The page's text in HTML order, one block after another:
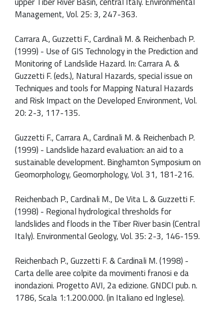
Management, Vol. 25: 3, 247-363.
Carrara A., Guzzetti F., Cardinali M. & Reichenbach P.
(1999) - Use of GIS Technology in the Prediction and
Monitoring of Landslide Hazard. In: Carrara A. &
Guzzetti F. (eds.), Natural Hazards, special issue on
Techniques and tools for Mapping Natural Hazards
and Risk Impact on the Developed Environment, Vol.
20: 2-3, 117-135.
Guzzetti F., Carrara A., Cardinali M. & Reichenbach P.
(1999) - Landslide hazard evaluation: an aid to a
sustainable development. Binghamton Symposium on
Geomorphology, Geomorphology, Vol. 31, 181-216.
Reichenbach P., Cardinali M., De Vita L. & Guzzetti F.
(1998) - Regional hydrological thresholds for
landslides and floods in the Tiber River basin (Central
Italy). Environmental Geology, Vol. 35: 2-3, 146-159.
Reichenbach P., Guzzetti F. & Cardinali M. (1998) -
Carta delle aree colpite da movimenti franosi e da
inondazioni. Progetto AVI, 2a edizione. GNDCI pub. n.
1786, Scala 1:1.200.000. (in Italiano ed Inglese).